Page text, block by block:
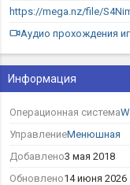
https://mega.nz/file/
Аудио прохождения
Информация
Операционная система
УправлениеМенюшная
Добавлено3 мая 2018
Обновлено14 июня 2026